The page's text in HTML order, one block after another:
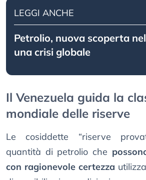
LEGGI ANCHE
Petrolio, nuova scoperta
una crisi globale
Il Venezuela guida la
mondiale delle riserve
Le cosiddette “riserve
quantità di petrolio che
con ragionevole certezza